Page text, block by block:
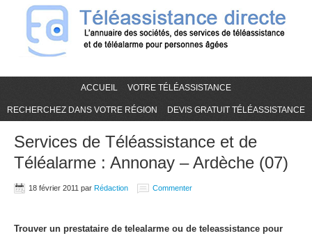
ACCUEIL VOTRE TÉLÉASSISTANCE
RECHERCHEZ DANS VOTRE RÉGION DEVIS GRATUIT TÉLÉASSISTANCE
Services de Téléassistance et de
Téléalarme : Annonay – Ardèche (07)
18 février 2011 par Rédaction Commenter
Trouver un prestataire de telealarme ou de teleassistance pour